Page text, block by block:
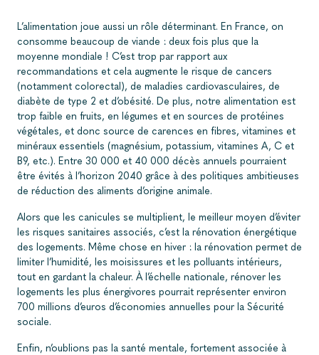
L’alimentation joue aussi un rôle déterminant. En France, on
consomme beaucoup de viande : deux fois plus que la
moyenne mondiale ! C’est trop par rapport aux
recommandations et cela augmente le risque de cancers
(notamment colorectal), de maladies cardiovasculaires, de
diabète de type 2 et d’obésité. De plus, notre alimentation est
trop faible en fruits, en légumes et en sources de protéines
végétales, et donc source de carences en fibres, vitamines et
minéraux essentiels (magnésium, potassium, vitamines A, C et
B9, etc.). Entre 30 000 et 40 000 décès annuels pourraient
être évités à l’horizon 2040 grâce à des politiques ambitieuses
de réduction des aliments d’origine animale.
Alors que les canicules se multiplient, le meilleur moyen d’éviter
les risques sanitaires associés, c’est la rénovation énergétique
des logements. Même chose en hiver : la rénovation permet de
limiter l’humidité, les moisissures et les polluants intérieurs,
tout en gardant la chaleur. À l’échelle nationale, rénover les
logements les plus énergivores pourrait représenter environ
700 millions d’euros d’économies annuelles pour la Sécurité
sociale.
Enfin, n’oublions pas la santé mentale, fortement associée à